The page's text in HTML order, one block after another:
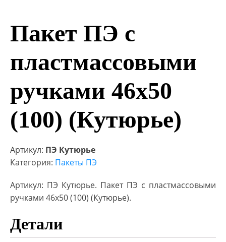
Пакет ПЭ с
пластмассовыми
ручками 46х50
(100) (Кутюрье)
Артикул: ПЭ Кутюрье
Категория: Пакеты ПЭ
Артикул: ПЭ Кутюрье. Пакет ПЭ с пластмассовыми
ручками 46х50 (100) (Кутюрье).
Детали